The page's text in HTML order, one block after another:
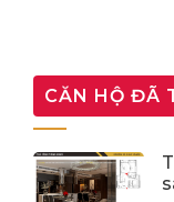
CĂN HỘ ĐÃ